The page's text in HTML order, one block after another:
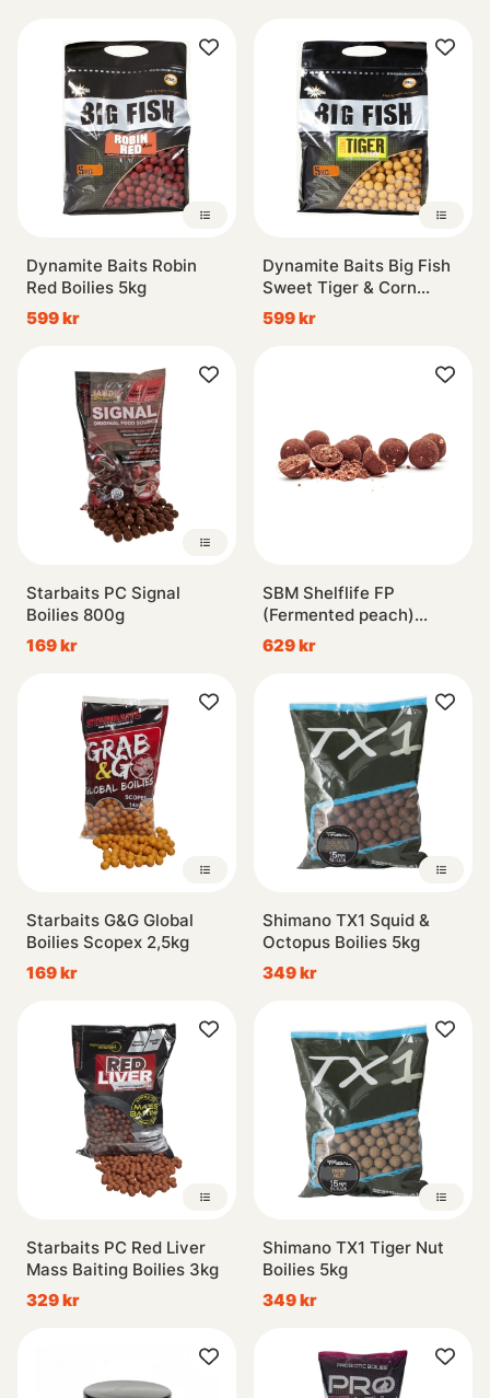
Dynamite Baits Robin
Red Boilies 5kg
599 kr
Dynamite Baits Big Fish
Sweet Tiger & Corn
Boilies 5kg
599 kr
Starbaits PC Signal
Boilies 800g
169 kr
SBM Shelflife FP
(Fermented peach)
24mm, 5kg
629 kr
Starbaits G&G Global
Boilies Scopex 2,5kg
169 kr
Shimano TX1 Squid &
Octopus Boilies 5kg
349 kr
Starbaits PC Red Liver
Mass Baiting Boilies 3kg
329 kr
Shimano TX1 Tiger Nut
Boilies 5kg
349 kr